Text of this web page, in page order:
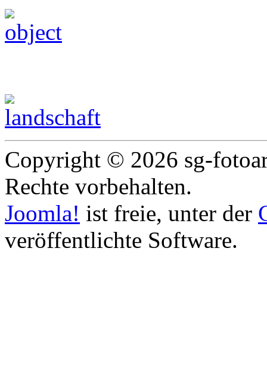
Copyright © 2026 sg-
Rechte vorbehalten.
Joomla! ist freie, unter der
veröffentlichte Software.